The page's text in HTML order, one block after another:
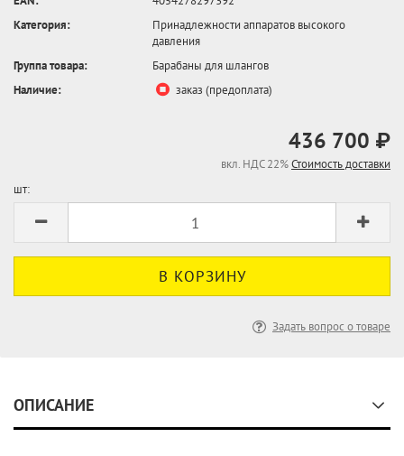
Категория:
Принадлежности аппаратов высокого
давления
Группа товара:
Барабаны для шлангов
Наличие:
заказ (предоплата)
436 700 ₽
вкл. НДС 22%Стоимость доставки
шт:
Задать вопрос о товаре
ОПИСАНИЕ